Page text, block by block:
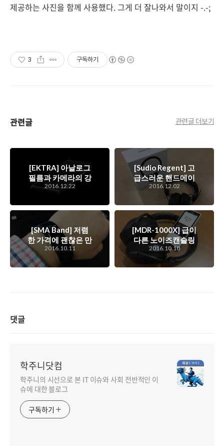
제공하는 사진을 함께 사용했다. 그게 더 잘나와서 말이지 -.-;
3 구독하기
관련글 관련글 더보기
[EKTRA] 아날로그
필름과 카메라의 강
자인 코닥이 만든 전
메라 스마트폰, 엑트
2016.12.22
[Sudio Regent] 고
급스러운 핸드메이
드 무선 헤드폰, 선
없는 즐거움을 선사
하는 Sudio Regent
2016.12.02
[SMA Band] 저렴
한 가격에 괜찮은 만
족도를 보여주는 심
박측정 및 액티비티
트래킹 스마트밴드
2016.10.11
[MDR-1000X] 급이
다른 노이즈캔슬링
기능 및 음질을 보여
주는 소니의 무선 헤
드폰, MDR-1000X
2016.10.10
댓글
학주니닷컴
학주니의 시선으로 본 IT 이슈와 사회 전반적인 이
슈에 대한 블로그
구독하기